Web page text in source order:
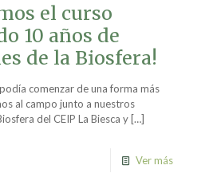
el curso
10 años de
de la Biosfera!
comenzar de una forma más
al campo junto a nuestros
del CEIP La Biesca y […]
Ver más